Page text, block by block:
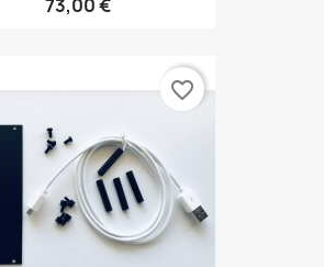
73,00 €
favorite_border